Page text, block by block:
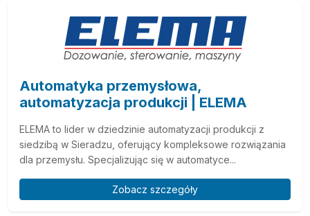
Automatyka przemysłowa,
automatyzacja produkcji | ELEMA
ELEMA to lider w dziedzinie automatyzacji produkcji z
siedzibą w Sieradzu, oferujący kompleksowe rozwiązania
dla przemysłu. Specjalizując się w automatyce...
Zobacz szczegóły